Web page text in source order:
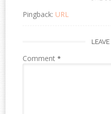
Pingback: URL
LEAVE
Comment*